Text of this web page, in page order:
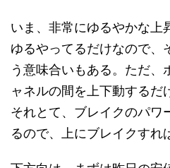
いま、非常にゆるやかな上
ゆるやってるだけなので、
う意味合いもある。ただ、
ャネルの間を上下動するだ
それとて、ブレイクのパワ
るので、上にブレイクすれ